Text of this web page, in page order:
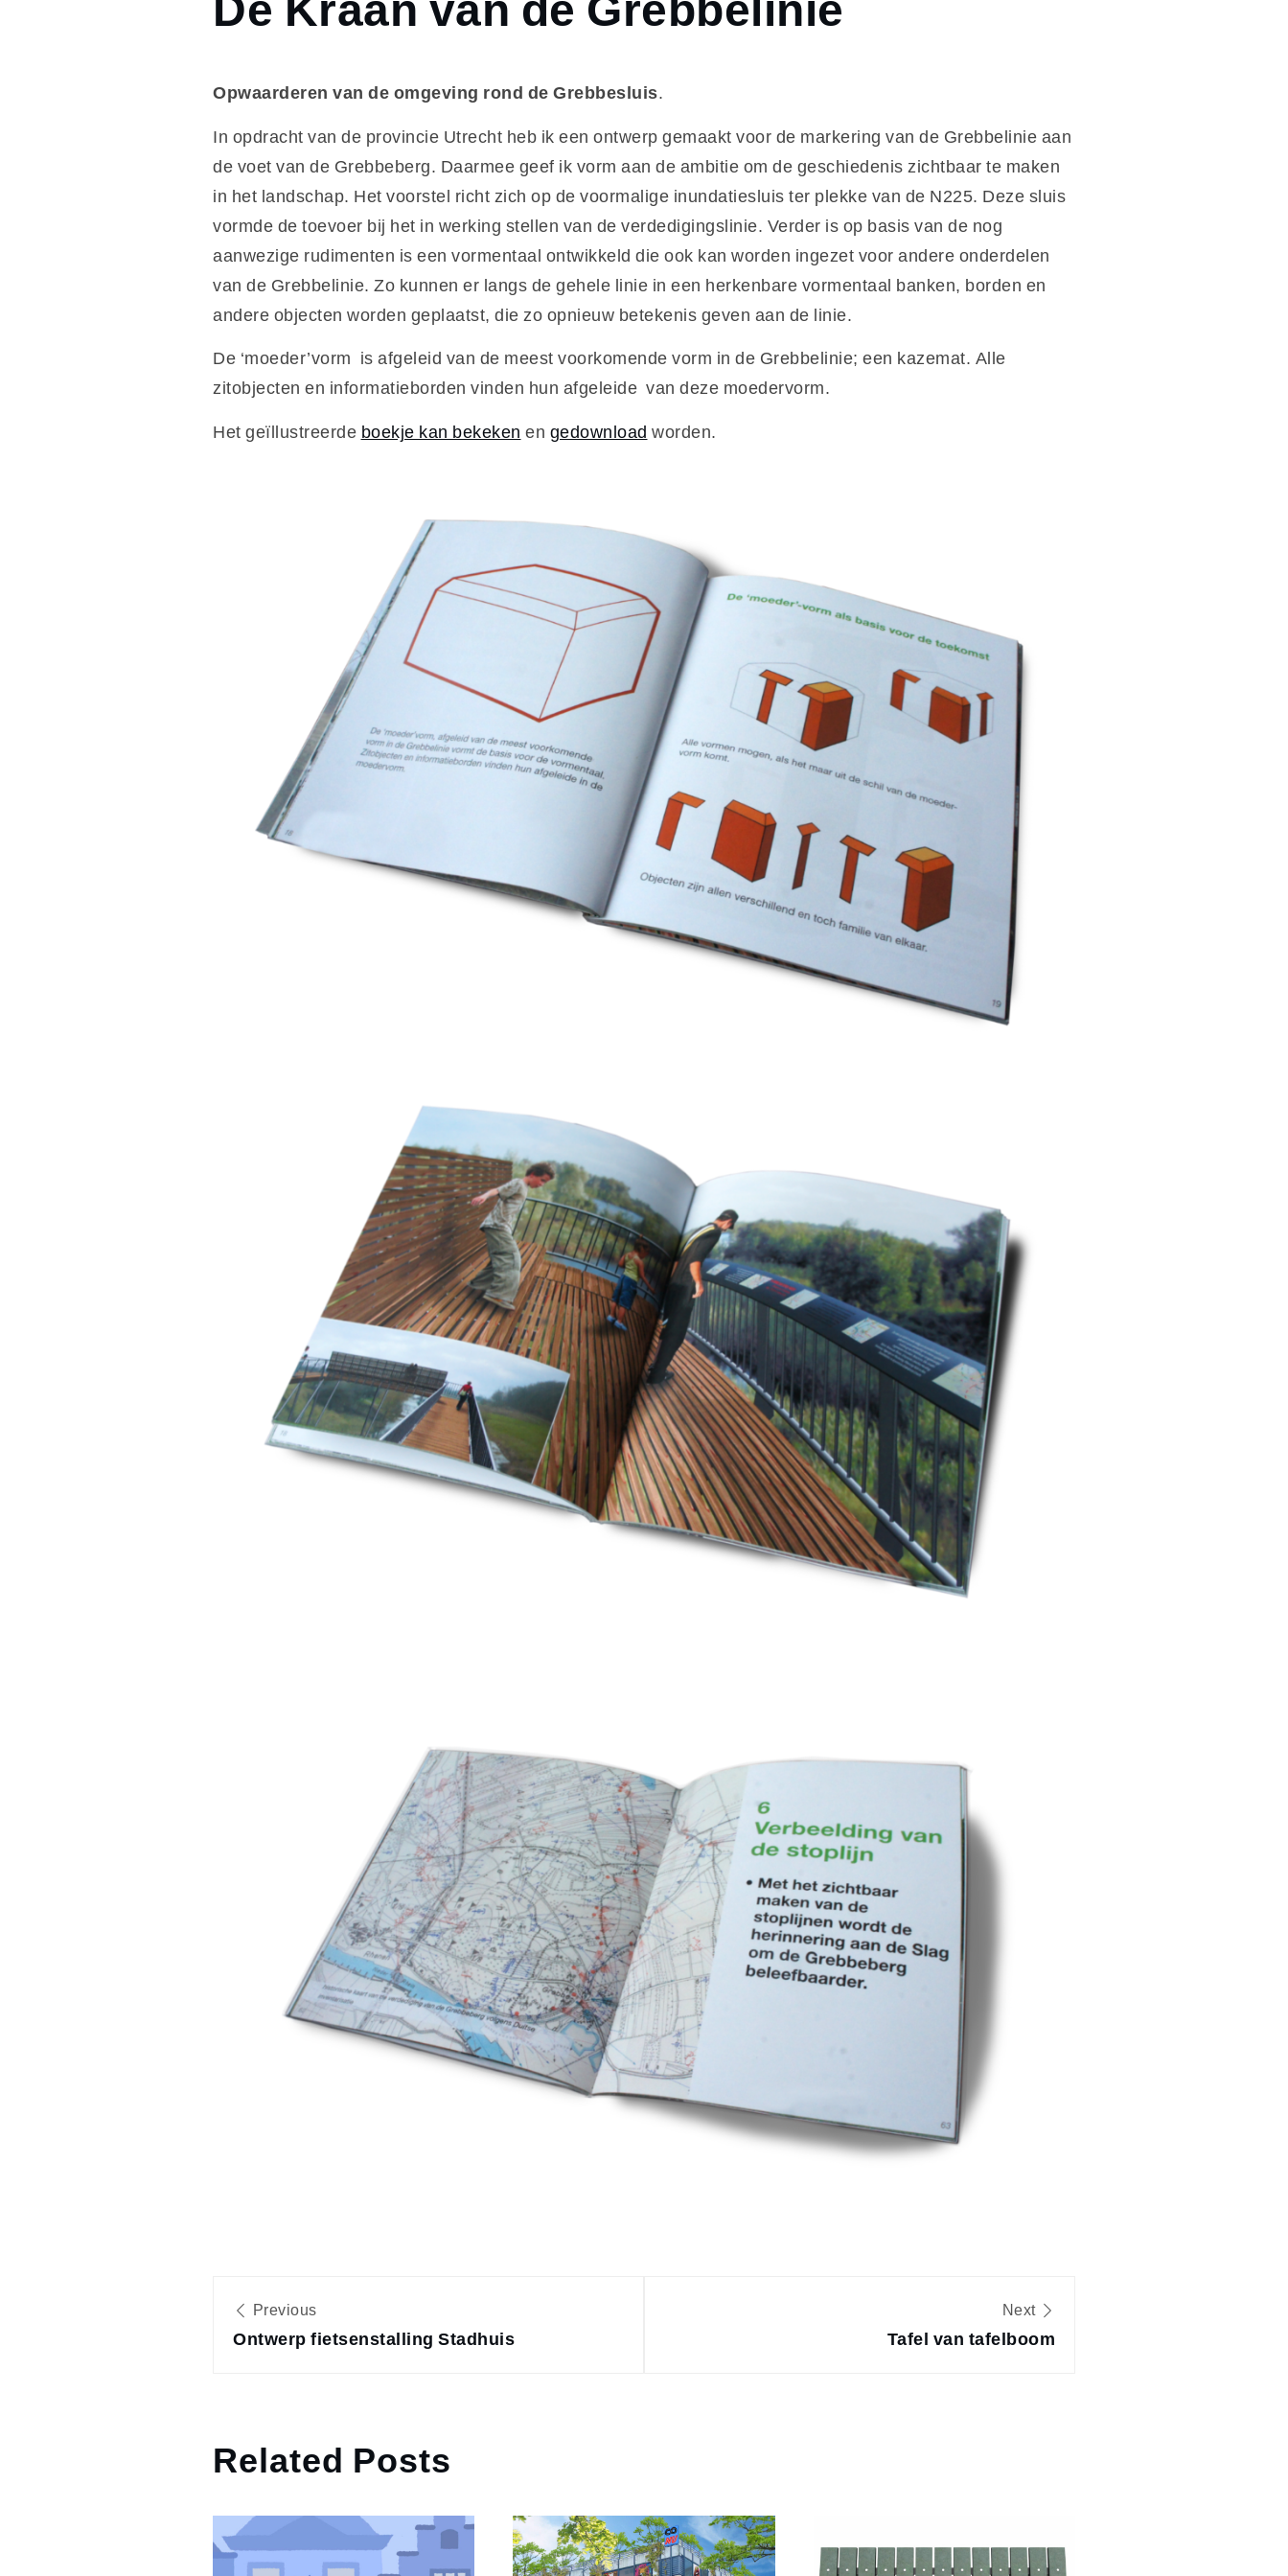
Inspiratie
Grebbelinie
Opwaarderen van de omgeving rond de Grebbesluis.
In opdracht van de provincie Utrecht heb ik een ontwerp gemaakt voor de markering van de Grebbelinie aan
de voet van de Grebbeberg. Daarmee geef ik vorm aan de ambitie om de geschiedenis zichtbaar te maken
in het landschap. Het voorstel richt zich op de voormalige inundatiesluis ter plekke van de N225. Deze sluis
vormde de toevoer bij het in werking stellen van de verdedigingslinie. Verder is op basis van de nog
aanwezige rudimenten is een vormentaal ontwikkeld die ook kan worden ingezet voor andere onderdelen
van de Grebbelinie. Zo kunnen er langs de gehele linie in een herkenbare vormentaal banken, borden en
andere objecten worden geplaatst, die zo opnieuw betekenis geven aan de linie.
De ‘moeder’vorm is afgeleid van de meest voorkomende vorm in de Grebbelinie; een kazemat. Alle
zitobjecten en informatieborden vinden hun afgeleide van deze moedervorm.
Het geïllustreerde boekje kan bekeken en gedownload worden.
Bericht
navigatie
Previous
Ontwerp fietsenstalling Stadhuis
Next
Tafel van tafelboom
Related Posts